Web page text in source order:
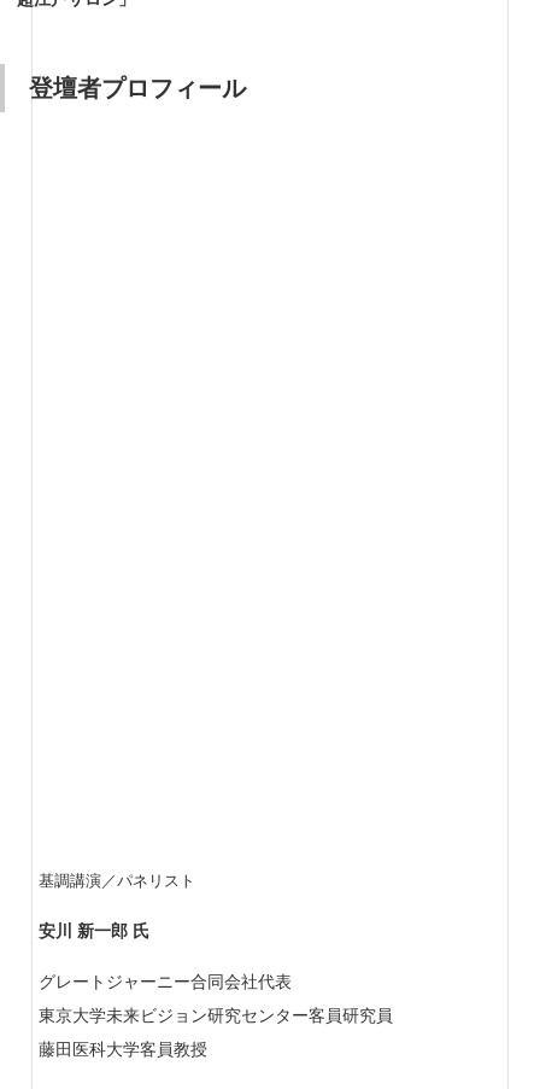
登壇者プロフィール
基調講演／パネリスト
安川 新一郎 氏
グレートジャーニー合同会社代表
東京大学未来ビジョン研究センター客員研究員
藤田医科大学客員教授